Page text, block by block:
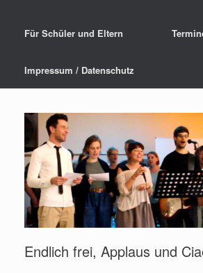
Für Schüler und Eltern
Impressum / Datenschutz
Endlich frei, Applaus und